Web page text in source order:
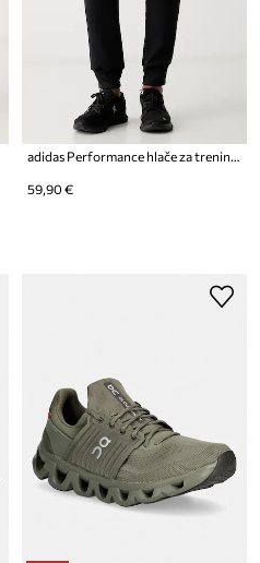
adidas Performance hlače za trening za muškarce TIRO25
59,90 €